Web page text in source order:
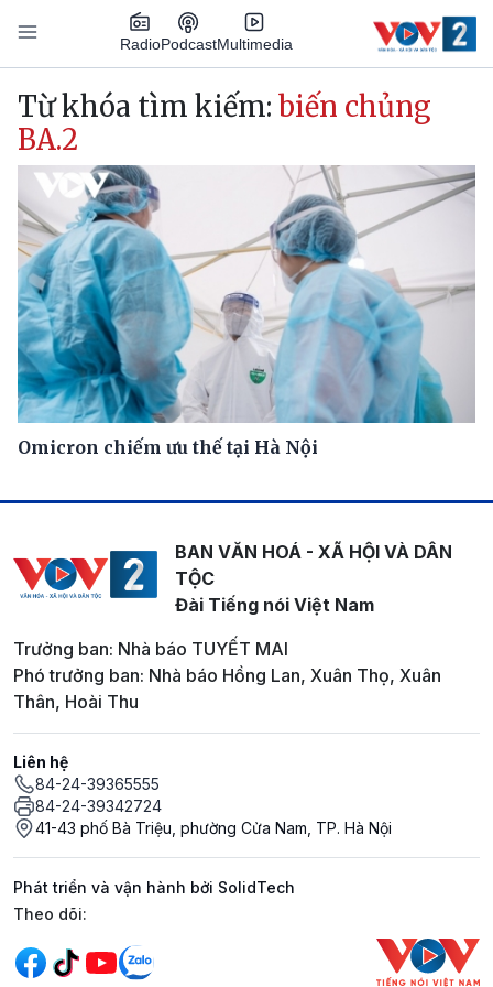
Nhảy đến nội dung
RadioPodcastMultimedia
Main navigation
Từ khóa tìm kiếm: biến chủng
BA.2
Omicron chiếm ưu thế tại Hà Nội
BAN VĂN HOÁ - XÃ HỘI VÀ DÂN
TỘC
Đài Tiếng nói Việt Nam
Trưởng ban: Nhà báo TUYẾT MAI
Phó trưởng ban: Nhà báo Hồng Lan, Xuân Thọ, Xuân
Thân, Hoài Thu
Liên hệ
84-24-39365555
84-24-39342724
41-43 phố Bà Triệu, phường Cửa Nam, TP. Hà Nội
Phát triển và vận hành bởi SolidTech
Mạng xã hội
Theo dõi: